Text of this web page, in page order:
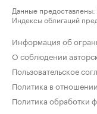
Данные предоставлены:
Индексы облигаций
Информация об
О соблюдении
Пользовательское
Политика в
Политика обработки